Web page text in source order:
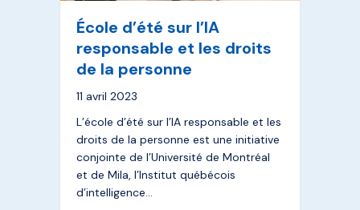
École d’été sur l’IA
responsable et les droits
de la personne
11 avril 2023
L’école d’été sur l’IA responsable et les
droits de la personne est une initiative
conjointe de l’Université de Montréal
et de Mila, l’Institut québécois
d’intelligence…